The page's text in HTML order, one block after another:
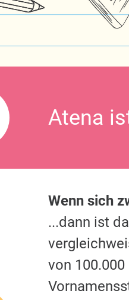
Atena
Wenn sich
...dann ist
von